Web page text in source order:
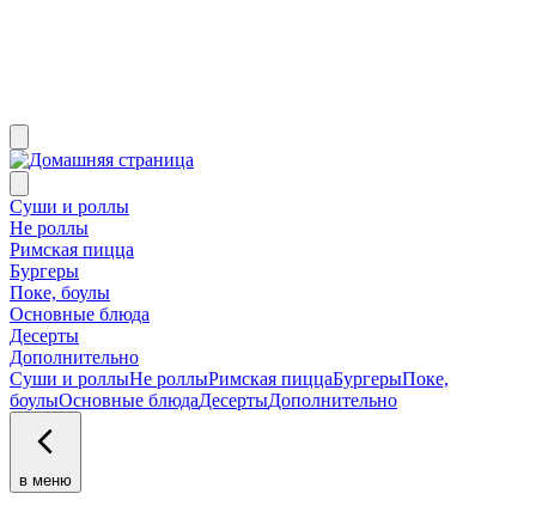
Суши и роллы
Не роллы
Римская пицца
Бургеры
Поке, боулы
Основные блюда
Десерты
Дополнительно
Суши и роллыНе роллыРимская пиццаБургерыПоке,
боулыОсновные блюдаДесертыДополнительно
в меню